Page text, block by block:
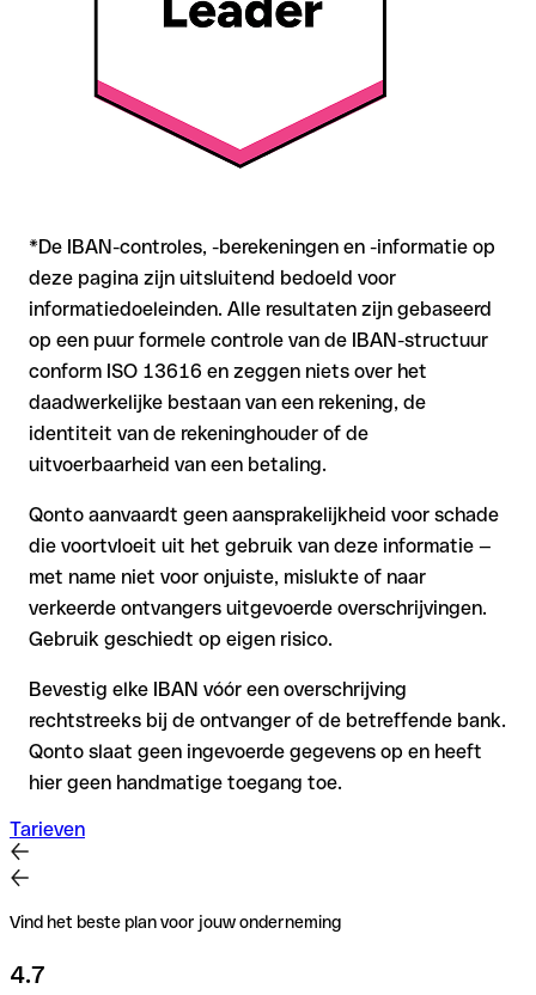
de IBAN bij twijfel rechtstreeks bij de ontvanger. Zeker bij
*De IBAN-controles, -berekeningen en -informatie op
deze pagina zijn uitsluitend bedoeld voor
informatiedoeleinden. Alle resultaten zijn gebaseerd
op een puur formele controle van de IBAN-structuur
conform ISO 13616 en zeggen niets over het
daadwerkelijke bestaan van een rekening, de
identiteit van de rekeninghouder of de
uitvoerbaarheid van een betaling.
Qonto aanvaardt geen aansprakelijkheid voor schade
die voortvloeit uit het gebruik van deze informatie —
met name niet voor onjuiste, mislukte of naar
verkeerde ontvangers uitgevoerde overschrijvingen.
Gebruik geschiedt op eigen risico.
Bevestig elke IBAN vóór een overschrijving
rechtstreeks bij de ontvanger of de betreffende bank.
Qonto slaat geen ingevoerde gegevens op en heeft
hier geen handmatige toegang toe.
Tarieven
Vind het beste plan voor jouw onderneming
4.7